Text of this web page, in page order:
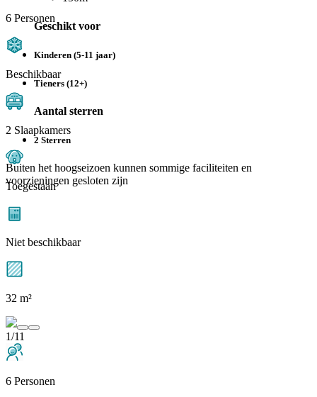
Geschikt voor
Kinderen (5-11 jaar)
Tieners (12+)
Aantal sterren
2 Sterren
Buiten het hoogseizoen kunnen sommige faciliteiten en
voorzieningen gesloten zijn
6 Personen
Beschikbaar
2 Slaapkamers
Toegestaan
Niet beschikbaar
32 m²
1/11
6 Personen